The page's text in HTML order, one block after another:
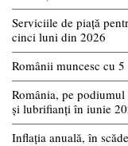
Serviciile de piață
cinci luni din 2026
Românii muncesc cu
România, pe
și lubrifianți în iunie
Inflația anuală, în